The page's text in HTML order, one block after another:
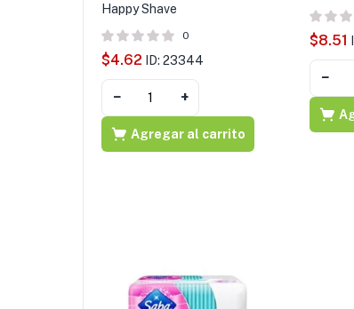
Happy Shave
0
$4.62 ID: 23344
− +
Agregar al carrito
$8.51
−